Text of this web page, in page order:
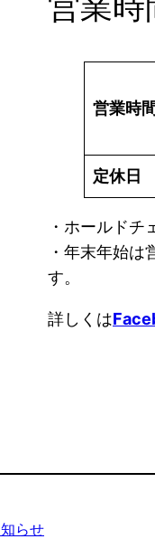
営業時
定休日
・ホールドチ
・年末年始
す。
詳しくは
らせ